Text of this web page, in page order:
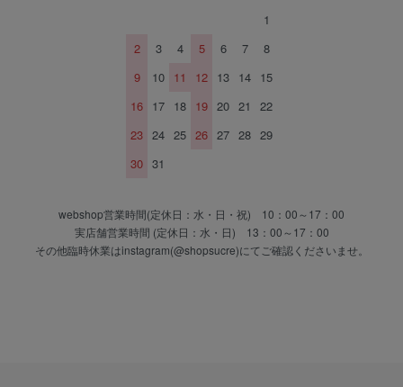
1
2
3 4 5 6 7
8
9
10 11 12 13 14 15
16 17 18 19 20 21
22
23 24 25 26 27 28 29
30 31
webshop営業時間(定休日：水・日・祝) 10：00～17：00
実店舗営業時間 (定休日：水・日) 13：00～17：00
その他臨時休業はinstagram(@shopsucre)にてご確認くださいませ。